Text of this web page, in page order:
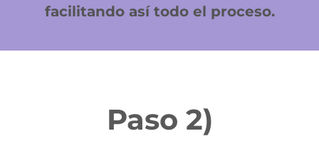
facilitando así todo el proceso.
Paso 2)